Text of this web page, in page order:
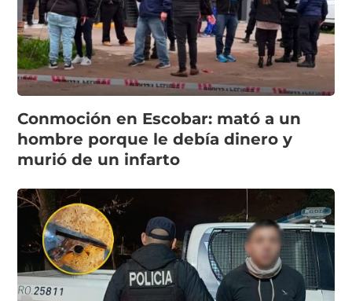
Conmoción en Escobar: mató a un
hombre porque le debía dinero y
murió de un infarto